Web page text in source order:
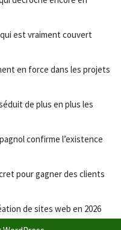
est vraiment couvert
en force dans les projets
de plus en plus les
confirme l’existence
pour gagner des clients
de sites web en 2026